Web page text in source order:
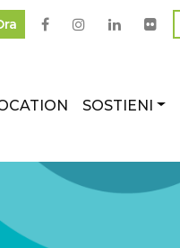
SOSTIENI